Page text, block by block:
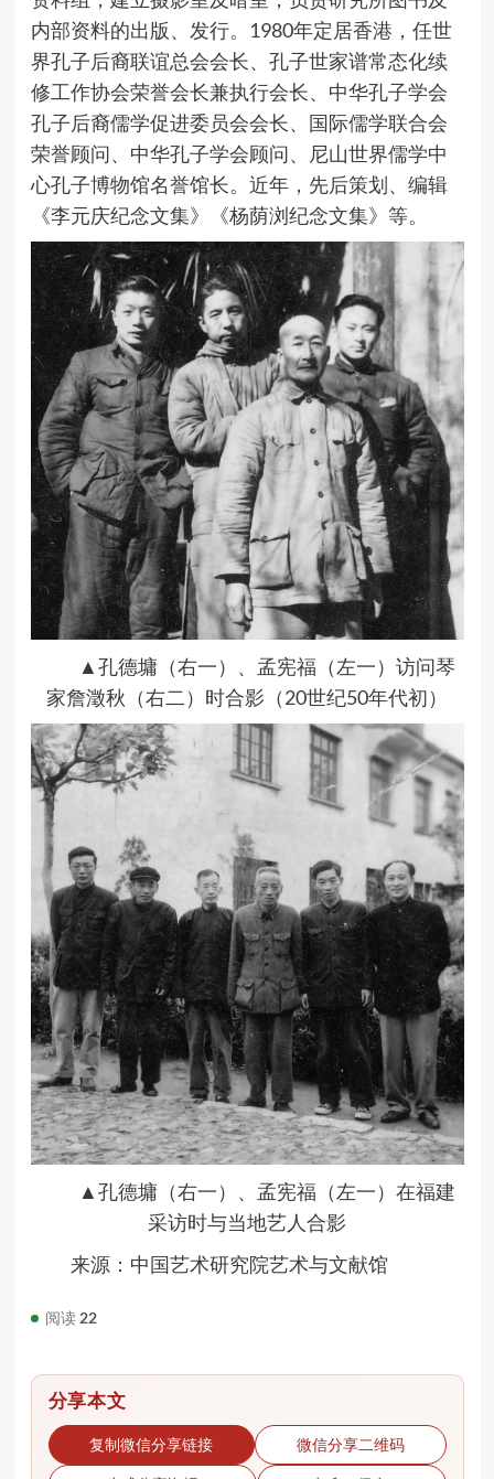
内部资料的出版、发行。1980年定居香港，任世
界孔子后裔联谊总会会长、孔子世家谱常态化续
修工作协会荣誉会长兼执行会长、中华孔子学会
孔子后裔儒学促进委员会会长、国际儒学联合会
荣誉顾问、中华孔子学会顾问、尼山世界儒学中
心孔子博物馆名誉馆长。近年，先后策划、编辑
《李元庆纪念文集》《杨荫浏纪念文集》等。
▲孔德墉（右一）、孟宪福（左一）访问琴
家詹澂秋（右二）时合影（20世纪50年代初）
▲孔德墉（右一）、孟宪福（左一）在福建
采访时与当地艺人合影
来源：中国艺术研究院艺术与文献馆
阅读 22
分享本文
复制微信分享链接 微信分享二维码